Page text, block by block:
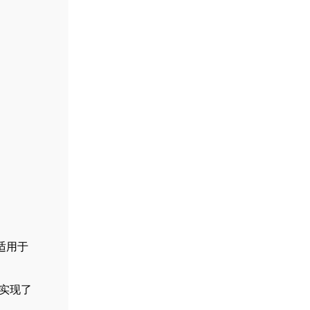
用于
现了